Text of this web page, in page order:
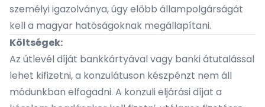
személyi igazolványa, úgy előbb állampolgárságát
kell a magyar hatóságoknak megállapítani.
Költségek:
Az útlevél díját bankkártyával vagy banki átutalással
lehet kifizetni, a konzulátuson készpénzt nem áll
módunkban elfogadni. A konzuli eljárási díjat a